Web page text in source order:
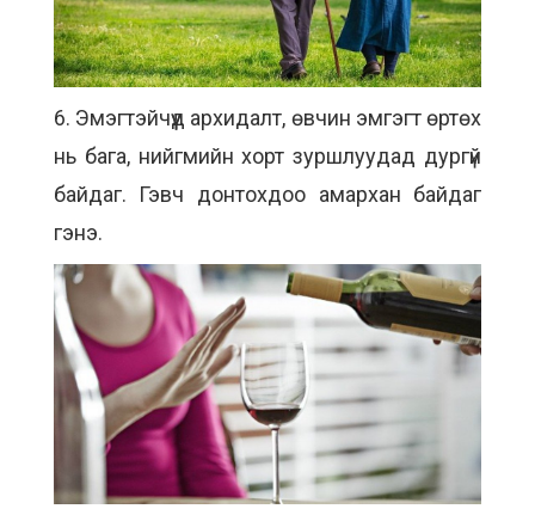
6. Эмэгтэйчүүд архидалт, өвчин эмгэгт өртөх
нь бага, нийгмийн хорт зуршлуудад дургүй
байдаг. Гэвч донтохдоо амархан байдаг
гэнэ.